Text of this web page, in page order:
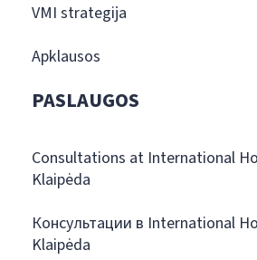
VMI strategija
Apklausos
PASLAUGOS
Consultations at International
Klaipėda
Консультации в International
Klaipėda